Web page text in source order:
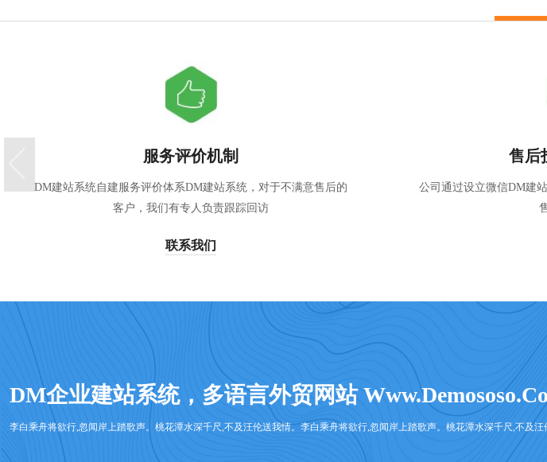
响应服务222222
我们通过QQ 939805498、只是测试一下哟只是测试一下哟只是测
试一下哟只是测试一下哟
查看更多
节
为保证客户系统的安全与
日都会轮
DM企业建站系统，多语言外贸网站
李白乘舟将欲行,忽闻岸上踏歌声。桃花潭水深千尺,不及汪伦送我情。李白乘舟将欲行,忽闻岸上踏歌声。桃花潭水深千尺,不及汪